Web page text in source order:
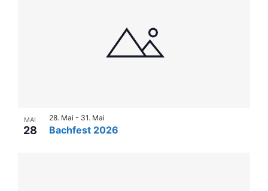
MAI
28 Bachfest 2026
28. Mai - 31. Mai